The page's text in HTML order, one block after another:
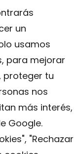
un
usamos
para mejorar
proteger tu
nos
más interés,
Google.
"Rechazar